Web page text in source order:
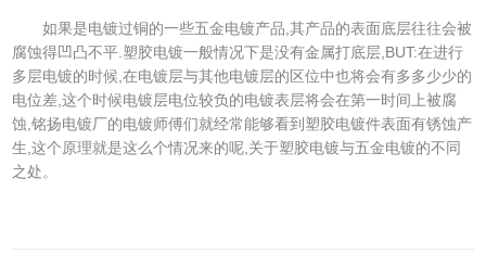
如果是电镀过铜的一些五金电镀产品,其产品的表面底层往往会被
腐蚀得凹凸不平.塑胶电镀一般情况下是没有金属打底层,BUT:在进行
多层电镀的时候,在电镀层与其他电镀层的区位中也将会有多多少少的
电位差,这个时候电镀层电位较负的电镀表层将会在第一时间上被腐
蚀,铭扬电镀厂的电镀师傅们就经常能够看到塑胶电镀件表面有锈蚀产
生,这个原理就是这么个情况来的呢,关于塑胶电镀与五金电镀的不同
之处。